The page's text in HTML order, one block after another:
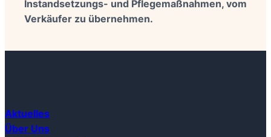
Instandsetzungs- und Pflegemaßnahmen, vom
Verkäufer zu übernehmen.
Aktuelles
Über Uns